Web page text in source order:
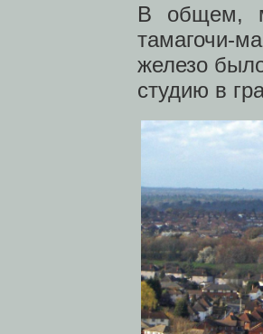
В общем,
тамагочи-
железо
студию в